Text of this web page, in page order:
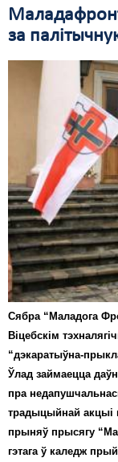
за
Сябра “Маладога
Віцебскім
“дэкаратыўна-
Ўлад займаецца
пра
традыцыйнай акцыі
прыняў прысягу
гэтага ў каледж